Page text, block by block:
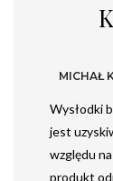
MICHAŁ
Wysłodki
jest
względu
produkt